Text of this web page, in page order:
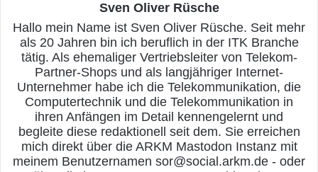
ermöglichen heute Millionen von Menschen
auf der ganzen Welt eine schnelle,
zuverlässige und sichere Kommunikation.
Heute bietet Vodafone Mobilfunk, Festnetz,
Breitband, TV und Cloud-Dienste an. Se
haben ihren Kunden auch Zugang zu
innovativen Technologien wie5Gund IoT
Sven Oliver Rüsche
Hallo mein Name ist Sven Oliver Rüsche. Seit mehr
als 20 Jahren bin ich beruflich in der ITK Branche
tätig. Als ehemaliger Vertriebsleiter von Telekom-
Partner-Shops und als langjähriger Internet-
Unternehmer habe ich die Telekommunikation, die
Computertechnik und die Telekommunikation in
ihren Anfängen im Detail kennengelernt und
begleite diese redaktionell seit dem. Sie erreichen
mich direkt über die ARKM Mastodon Instanz mit
meinem Benutzernamen sor@social.arkm.de - oder